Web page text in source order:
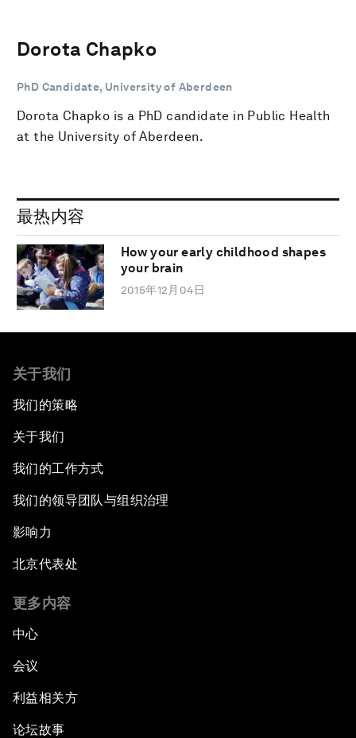
Dorota Chapko
PhD Candidate, University of Aberdeen
Dorota Chapko is a PhD candidate in Public Health
at the University of Aberdeen.
最热内容
How your early childhood shapes
your brain
2015年12月04日
关于我们
我们的策略
关于我们
我们的工作方式
我们的领导团队与组织治理
影响力
北京代表处
更多内容
中心
会议
利益相关方
论坛故事